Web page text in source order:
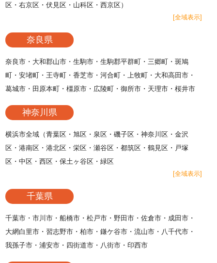
区・右京区・伏見区・山科区・西京区）
[全域表示]
奈良県
奈良市・大和郡山市・生駒市・生駒郡平群町・三郷町・斑鳩
町・安堵町・王寺町・香芝市・河合町・上牧町・大和高田市・
葛城市・田原本町・橿原市・広陵町・御所市・天理市・桜井市
神奈川県
横浜市全域（青葉区・旭区・泉区・磯子区・神奈川区・金沢
区・港南区・港北区・栄区・瀬谷区・都筑区・鶴見区・戸塚
区・中区・西区・保土ヶ谷区・緑区
[全域表示]
千葉県
千葉市・市川市・船橋市・松戸市・野田市・佐倉市・成田市・
大網白里市・習志野市・柏市・鎌ケ谷市・流山市・八千代市・
我孫子市・浦安市・四街道市・八街市・印西市